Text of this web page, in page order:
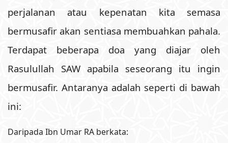
perjalanan atau kepenatan kita semasa
bermusafir akan sentiasa membuahkan pahala.
Terdapat beberapa doa yang diajar oleh
Rasulullah SAW apabila seseorang itu ingin
bermusafir. Antaranya adalah seperti di bawah
ini:
Daripada Ibn Umar RA berkata: